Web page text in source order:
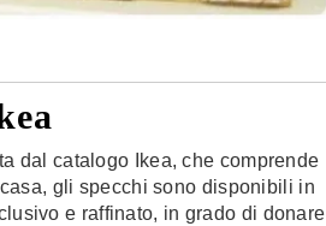
dal catalogo Ikea, che comprende
gli specchi sono disponibili in
e raffinato, in grado di donare